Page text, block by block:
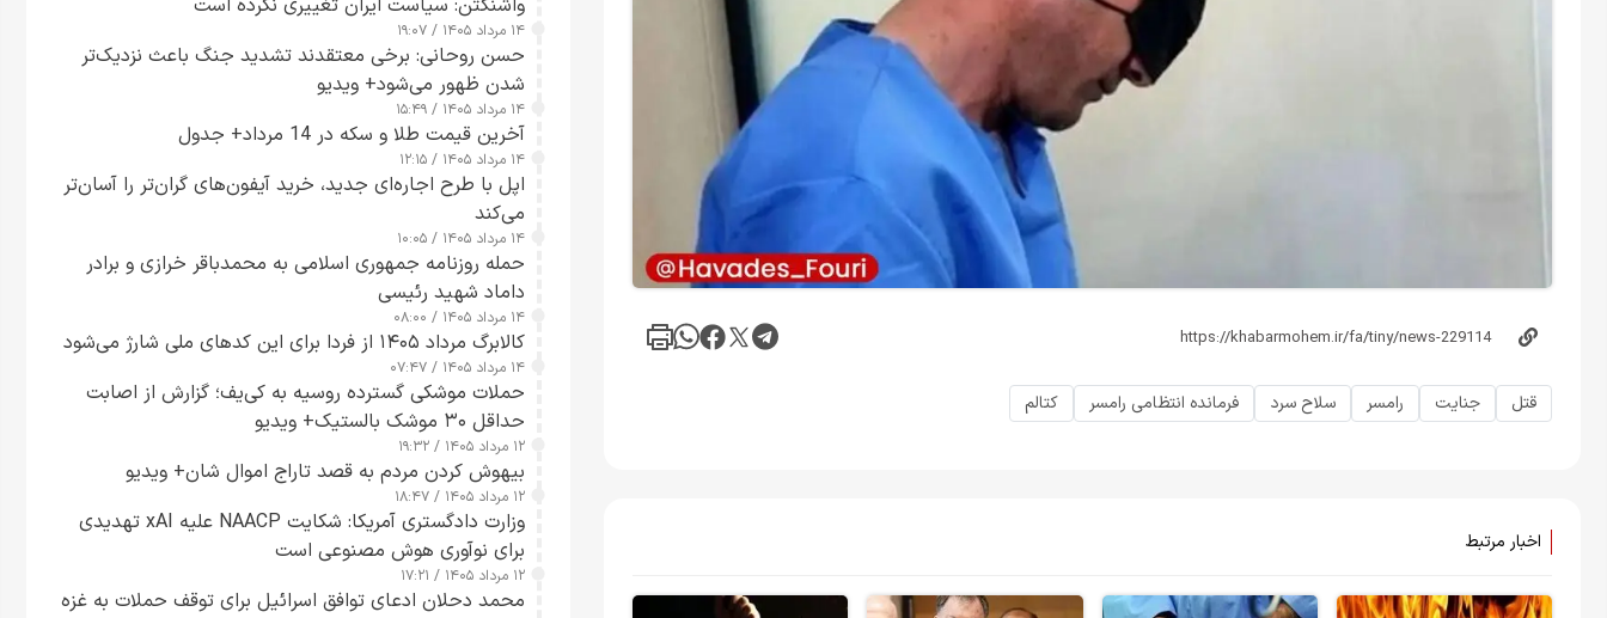
قتل جنایت رامسر سلاح سرد فرمانده انتظامی رامسر کتالم
اخبار مرتبط
واشنگتن: سیاست ایران تغییری نکرده است
۱۴ مرداد ۱۴۰۵ / ۱۹:۰۷
حسن روحانی: برخی معتقدند تشدید جنگ باعث نزدیک‌تر
شدن ظهور می‌شود+ ویدیو
۱۴ مرداد ۱۴۰۵ / ۱۵:۴۹
آخرین قیمت طلا و سکه در 14 مرداد+ جدول
۱۴ مرداد ۱۴۰۵ / ۱۲:۱۵
اپل با طرح اجاره‌ای جدید، خرید آیفون‌های گران‌تر را آسان‌تر
می‌کند
۱۴ مرداد ۱۴۰۵ / ۱۰:۰۵
حمله روزنامه جمهوری اسلامی به محمدباقر خرازی و برادر
داماد شهید رئیسی
۱۴ مرداد ۱۴۰۵ / ۰۸:۰۰
کالابرگ مرداد ۱۴۰۵ از فردا برای این کدهای ملی شارژ می‌شود
۱۴ مرداد ۱۴۰۵ / ۰۷:۴۷
حملات موشکی گسترده روسیه به کی‌یف؛ گزارش از اصابت
حداقل ۳۰ موشک بالستیک+ ویدیو
۱۲ مرداد ۱۴۰۵ / ۱۹:۳۲
بیهوش کردن مردم به قصد تاراج اموال شان+ ویدیو
۱۲ مرداد ۱۴۰۵ / ۱۸:۴۷
وزارت دادگستری آمریکا: شکایت NAACP علیه xAI تهدیدی
برای نوآوری هوش مصنوعی است
۱۲ مرداد ۱۴۰۵ / ۱۷:۲۱
محمد دحلان ادعای توافق اسرائیل برای توقف حملات به غزه